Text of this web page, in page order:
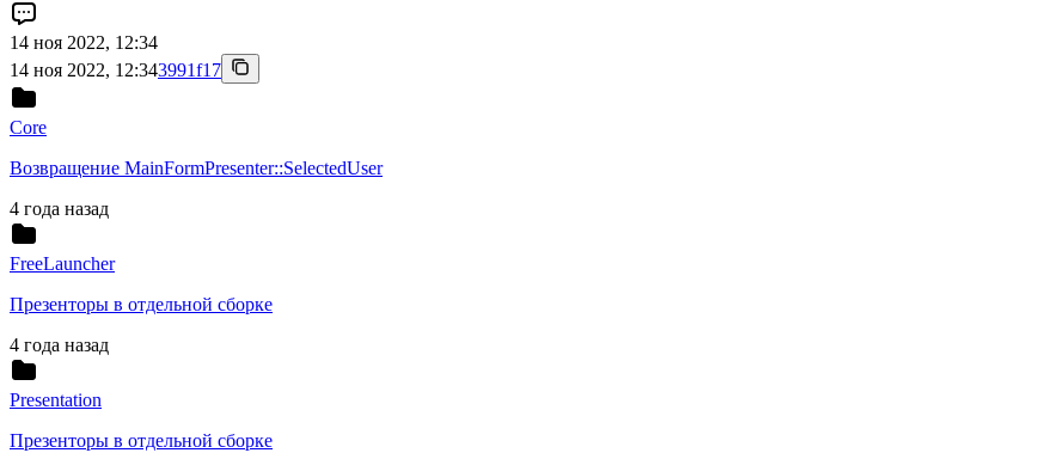
14 ноя 2022, 12:34
14 ноя 2022, 12:343991f17
Core
Возвращение MainFormPresenter::SelectedUser
4 года назад
FreeLauncher
Презенторы в отдельной сборке
4 года назад
Presentation
Презенторы в отдельной сборке